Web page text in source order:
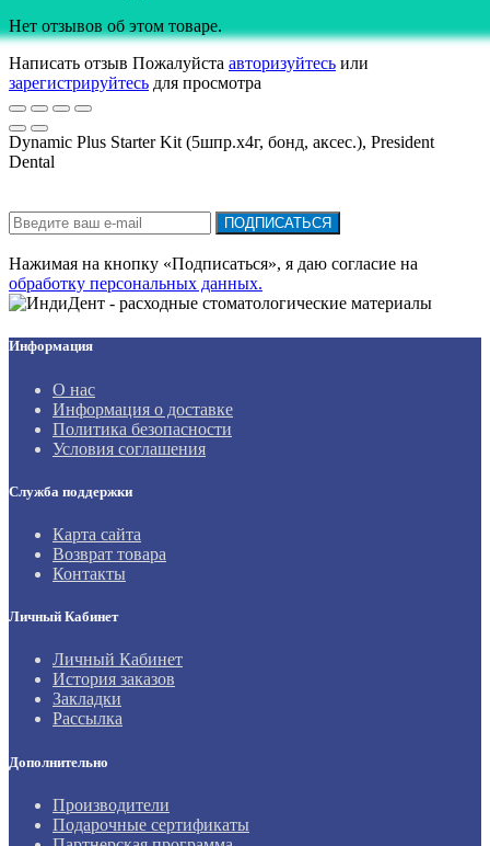
Нет отзывов об этом товаре.
Написать отзыв Пожалуйста авторизуйтесь или
зарегистрируйтесь для просмотра
Dynamic Plus Starter Kit (5шпр.х4г, бонд, аксес.), President
Dental
ПОДПИСАТЬСЯ
Нажимая на кнопку «Подписаться», я даю cогласие на
обработку персональных данных.
Информация
О нас
Информация о доставке
Политика безопасности
Условия соглашения
Служба поддержки
Карта сайта
Возврат товара
Контакты
Личный Кабинет
Личный Кабинет
История заказов
Закладки
Рассылка
Дополнительно
Производители
Подарочные сертификаты